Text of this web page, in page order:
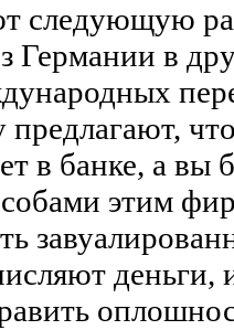
следующую
Германии в
предлагают,
в банке, а
этим